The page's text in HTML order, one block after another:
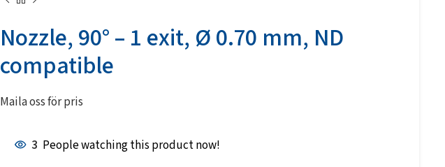
Nozzle, 90° – 1 exit, Ø 0.70 mm, ND
compatible
Maila oss för pris
3 People watching this product now!